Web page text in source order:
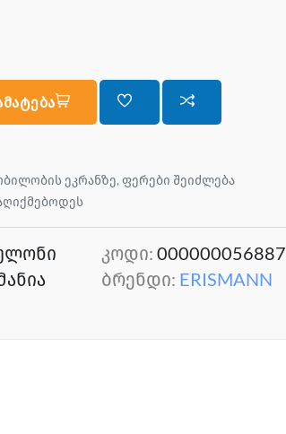
ეკრანზე, ფერები შეიძლება
კოდი: 000000056887
ბრენდი: ERISMANN